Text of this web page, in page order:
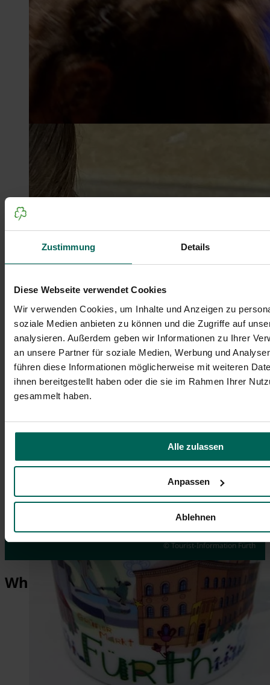
Zustimmung Details
Diese Webseite verwendet Cookies
Wir verwenden Cookies, um Inhalte und Anzeigen zu
soziale Medien anbieten zu können und die Zugriffe auf
analysieren. Außerdem geben wir Informationen zu Ihrer
an unsere Partner für soziale Medien, Werbung und
führen diese Informationen möglicherweise mit weiteren
ihnen bereitgestellt haben oder die sie im Rahmen Ihrer
gesammelt haben.
Alle zulassen
Anpassen
Ablehnen
Events
© Hans-Joachim Winckler
Guided City Tour via App
© Tim Händel
Souvenirs
© Tourist-Information Fürth
What makes Fürth so special?
1,014
Years of History